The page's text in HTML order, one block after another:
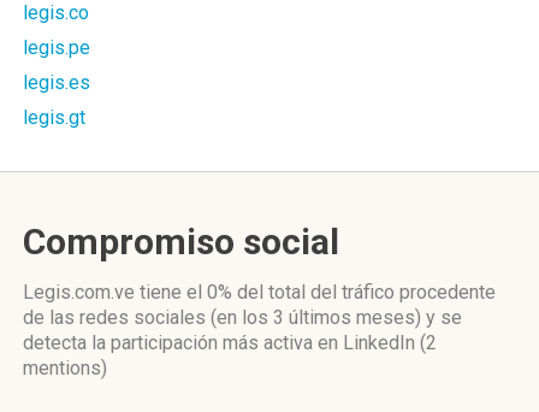
legis.co
legis.pe
legis.es
legis.gt
Compromiso social
Legis.com.ve tiene el 0% del total del tráfico procedente
de las redes sociales (en los 3 últimos meses) y se
detecta la participación más activa en LinkedIn (2
mentions)